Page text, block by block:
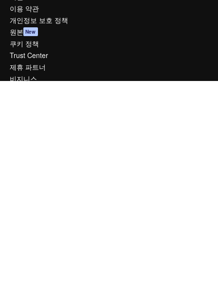
이용 약관
개인정보 보호 정책
원본 New
쿠키 정책
Trust Center
제휴 파트너
비지니스